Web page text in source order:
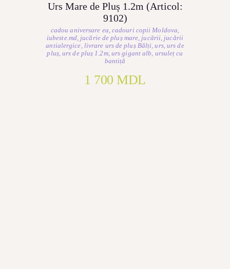
Urs Mare de Pluș 1.2m (Articol:
9102)
cadou aniversare ea cadouri copii Moldova
iubeste.md, jucărie de pluș mare jucării jucării
antialergice livrare urs de pluș Bălți ,urs, urs de
pluș,urs de pluș 1.2m, urs gigant alb ursuleț cu
bantiță
1 700MDL